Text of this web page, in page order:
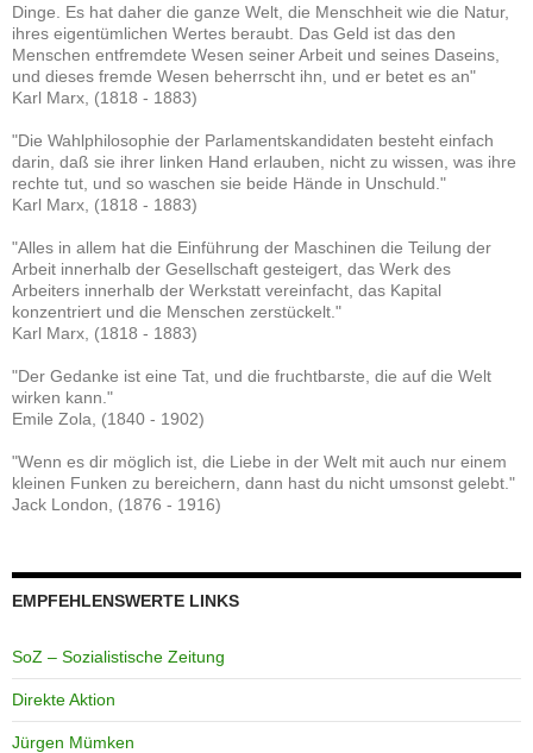
Dinge. Es hat daher die ganze Welt, die Menschheit wie die Natur,
ihres eigentümlichen Wertes beraubt. Das Geld ist das den
Menschen entfremdete Wesen seiner Arbeit und seines Daseins,
und dieses fremde Wesen beherrscht ihn, und er betet es an"
Karl Marx, (1818 - 1883)
"Die Wahlphilosophie der Parlamentskandidaten besteht einfach
darin, daß sie ihrer linken Hand erlauben, nicht zu wissen, was ihre
rechte tut, und so waschen sie beide Hände in Unschuld."
Karl Marx, (1818 - 1883)
"Alles in allem hat die Einführung der Maschinen die Teilung der
Arbeit innerhalb der Gesellschaft gesteigert, das Werk des
Arbeiters innerhalb der Werkstatt vereinfacht, das Kapital
konzentriert und die Menschen zerstückelt."
Karl Marx, (1818 - 1883)
"Der Gedanke ist eine Tat, und die fruchtbarste, die auf die Welt
wirken kann."
Emile Zola, (1840 - 1902)
"Wenn es dir möglich ist, die Liebe in der Welt mit auch nur einem
kleinen Funken zu bereichern, dann hast du nicht umsonst gelebt."
Jack London, (1876 - 1916)
EMPFEHLENSWERTE LINKS
SoZ – Sozialistische Zeitung
Direkte Aktion
Jürgen Mümken